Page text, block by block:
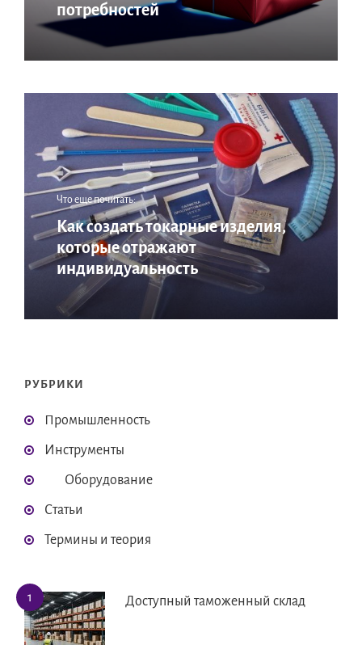
потребностей
Что еще почитать:
Как создать токарные изделия,
которые отражают
индивидуальность
РУБРИКИ
Промышленность
Инструменты
Оборудование
Статьи
Термины и теория
Доступный таможенный склад